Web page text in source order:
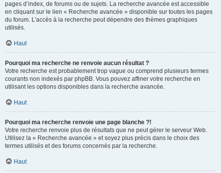
pages d’index, de forums ou de sujets. La recherche avancée est accessible
en cliquant sur le lien « Recherche avancée » disponible sur toutes les pages
du forum. L’accès à la recherche peut dépendre des thèmes graphiques
utilisés.
Haut
Pourquoi ma recherche ne renvoie aucun résultat ?
Votre recherche est probablement trop vague ou comprend plusieurs termes
courants non indexés par phpBB. Vous pouvez affiner votre recherche en
utilisant les options disponibles dans la recherche avancée.
Haut
Pourquoi ma recherche renvoie une page blanche ?!
Votre recherche renvoie plus de résultats que ne peut gérer le serveur Web.
Utilisez la « Recherche avancée » et soyez plus précis dans le choix des
termes utilisés et des forums concernés par la recherche.
Haut